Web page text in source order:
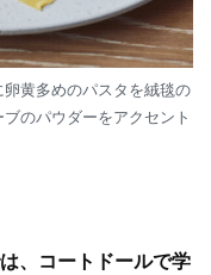
卵黄多めのパスタを絨毯の
のパウダーをアクセント
、コートドールで学